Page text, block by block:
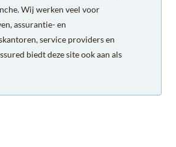
Wij werken veel voor
assurantie- en
service providers en
biedt deze site ook aan als